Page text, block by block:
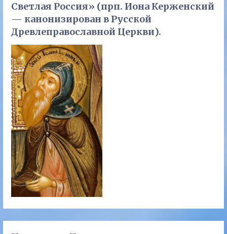
Светлая Россия» (прп. Иона Керженский
— канонизирован в Русской
Древлеправославной Церкви).